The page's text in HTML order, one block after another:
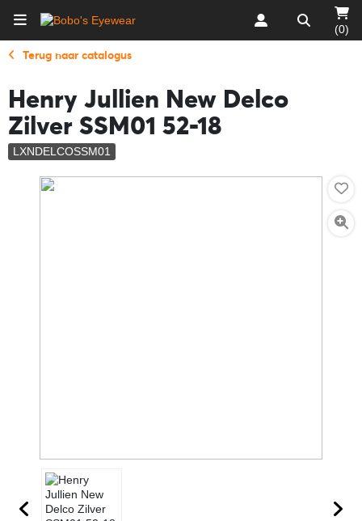
(0)
Terug naar catalogus
Henry Jullien New Delco
Zilver SSM01 52-18
LXNDELCOSSM01